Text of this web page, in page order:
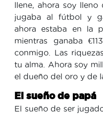
llene, ahora soy
jugaba al fútbol y
ahora estaba en la
mientras ganaba
conmigo. Las
tu alma. Ahora soy
el dueño del oro y de
El sueño de papá
El sueño de ser